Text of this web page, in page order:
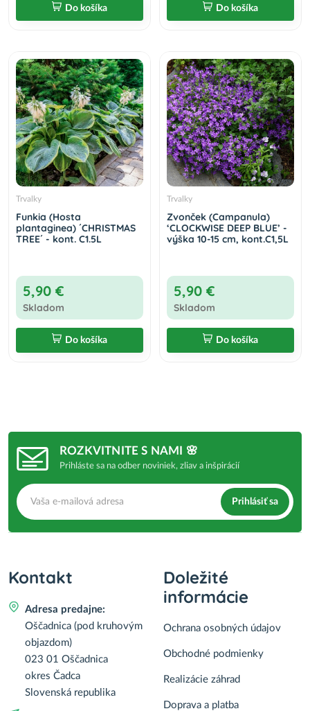
Do košíka Do košíka
Trvalky
Funkia (Hosta
plantaginea) ´CHRISTMAS
TREE´ - kont. C1.5L
5,90 €
Skladom
Do košíka
Trvalky
Zvonček (Campanula)
‘CLOCKWISE DEEP BLUE’ -
výška 10-15 cm, kont.C1,5L
5,90 €
Skladom
Do košíka
ROZKVITNITE S NAMI 🌸
Prihláste sa na odber noviniek, zliav a inšpirácií
Prihlásiť sa
Kontakt
Adresa predajne:
Oščadnica (pod kruhovým
objazdom)
023 01 Oščadnica
okres Čadca
Slovenská republika
Doležité
informácie
Ochrana osobných údajov
Obchodné podmienky
Realizácie záhrad
Doprava a platba